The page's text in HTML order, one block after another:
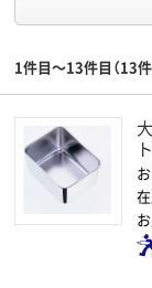
1件目～13件目（13件
在